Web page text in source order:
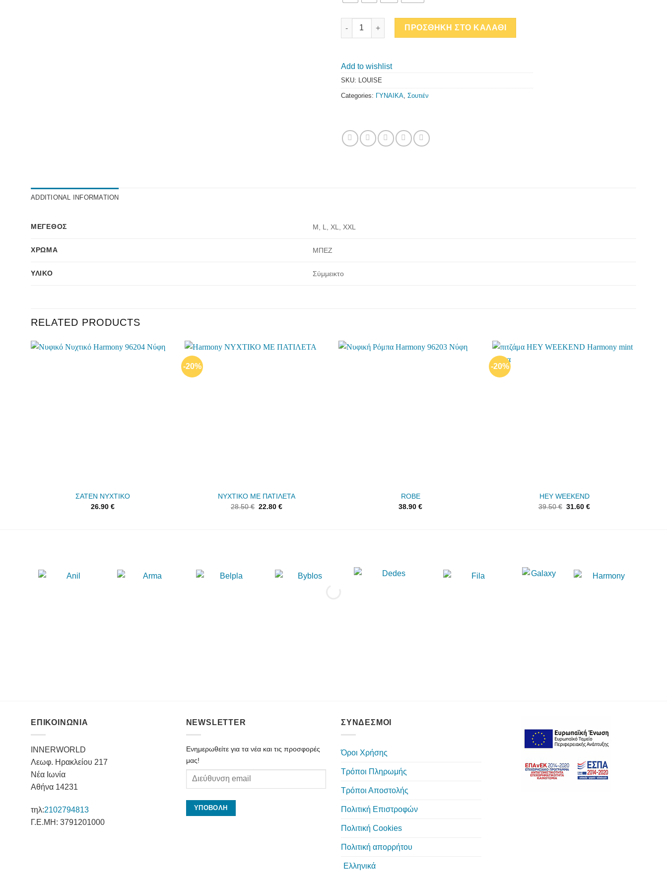
LOUISE quantity
ΠΡΟΣΘΗΚΗ ΣΤΟ ΚΑΛΑΘΙ
Add to wishlist
SKU: LOUISE
Categories: ΓΥΝΑΙΚΑ, Σουτιέν
ADDITIONAL INFORMATION
ΜΈΓΕΘΟΣ M, L, XL, XXL
ΧΡΏΜΑ ΜΠΕΖ
ΥΛΙΚΌ Σύμμεικτο
RELATED PRODUCTS
ΣΑΤΕΝ ΝΥΧΤΙΚΟ
26.90 €
-20%
ΝΥΧΤΙΚΟ ΜΕ ΠΑΤΙΛΕΤΑ
28.50€ 22.80€
ROBE
38.90 €
-20%
HEY WEEKEND
39.50€ 31.60€
ΕΠΙΚΟΙΝΩΝΙΑ
INNERWORLD
Λεωφ. Ηρακλείου 217
Νέα Ιωνία
Αθήνα 14231
τηλ:2102794813
Γ.Ε.ΜΗ: 3791201000
NEWSLETTER
Ενημερωθείτε για τα νέα και τις προσφορές
μας!
ΣΥΝΔΕΣΜΟΙ
Όροι Χρήσης
Τρόποι Πληρωμής
Τρόποι Αποστολής
Πολιτική Επιστροφών
Πολιτική Cookies
Πολιτική απορρήτου
Ελληνικά